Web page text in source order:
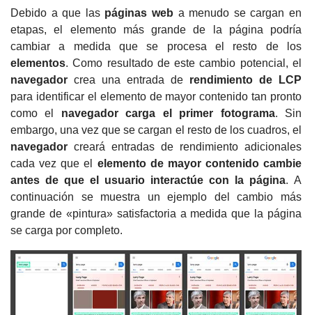
Debido a que las páginas web a menudo se cargan en
etapas, el elemento más grande de la página podría
cambiar a medida que se procesa el resto de los
elementos.Como resultado de este cambio potencial, el
navegador crea una entrada de rendimiento de LCP
para identificar el elemento de mayor contenido tan pronto
como el navegadorcarga el primer fotograma. Sin
embargo, una vez que se cargan el resto de los cuadros, el
navegador creará entradas de rendimiento adicionales
cada vez que el elemento de mayor contenido cambie
antes de que el usuario interactúe con la página. A
continuación se muestra un ejemplo del cambio más
grande de «pintura» satisfactoria a medida que la página
se carga por completo.